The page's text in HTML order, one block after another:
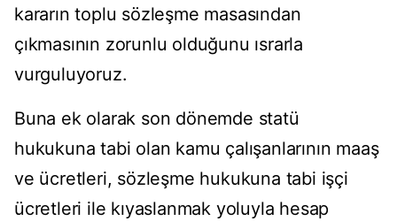
kararın toplu sözleşme masasından
çıkmasının zorunlu olduğunu ısrarla
vurguluyoruz.
Buna ek olarak son dönemde statü
hukukuna tabi olan kamu çalışanlarının maaş
ve ücretleri, sözleşme hukukuna tabi işçi
ücretleri ile kıyaslanmak yoluyla hesap